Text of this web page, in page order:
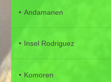
Andamanen
Insel Rodriguez
Komoren